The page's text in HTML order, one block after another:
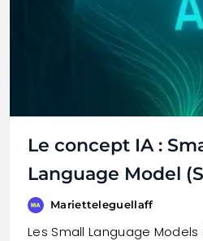
Le concept IA :
Language Model
Marietteleguellaff
Les Small Language